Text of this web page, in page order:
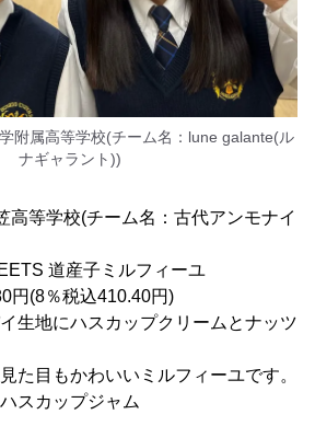
附属高等学校(チーム名：lune galante(ル
ナギャラント))
高等学校(チーム名：古代アンモナイ
道産子ミルフィーユ
(8％税込410.40円)
生地にハスカップクリームとナッツ
もかわいいミルフィーユです。
スカップジャム